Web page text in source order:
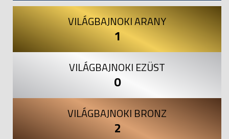
VILÁGBAJNOKI ARANY
1
VILÁGBAJNOKI EZÜST
0
VILÁGBAJNOKI BRONZ
2